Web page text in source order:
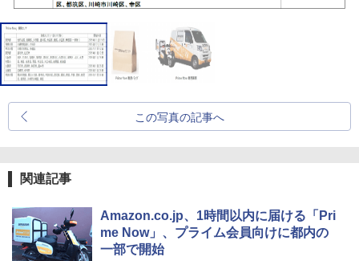
この写真の記事へ
関連記事
Amazon.co.jp、1時間以内に届ける「Pri
me Now」、プライム会員向けに都内の
一部で開始